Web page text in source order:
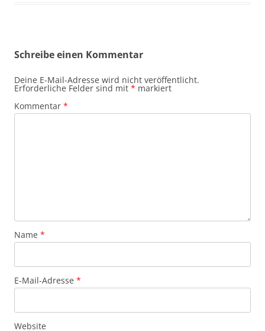
Schreibe einen Kommentar
Deine E-Mail-Adresse wird nicht veröffentlicht.
Erforderliche Felder sind mit * markiert
Kommentar *
Name *
E-Mail-Adresse *
Website